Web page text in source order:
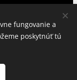
fungovanie a
poskytnúť tú